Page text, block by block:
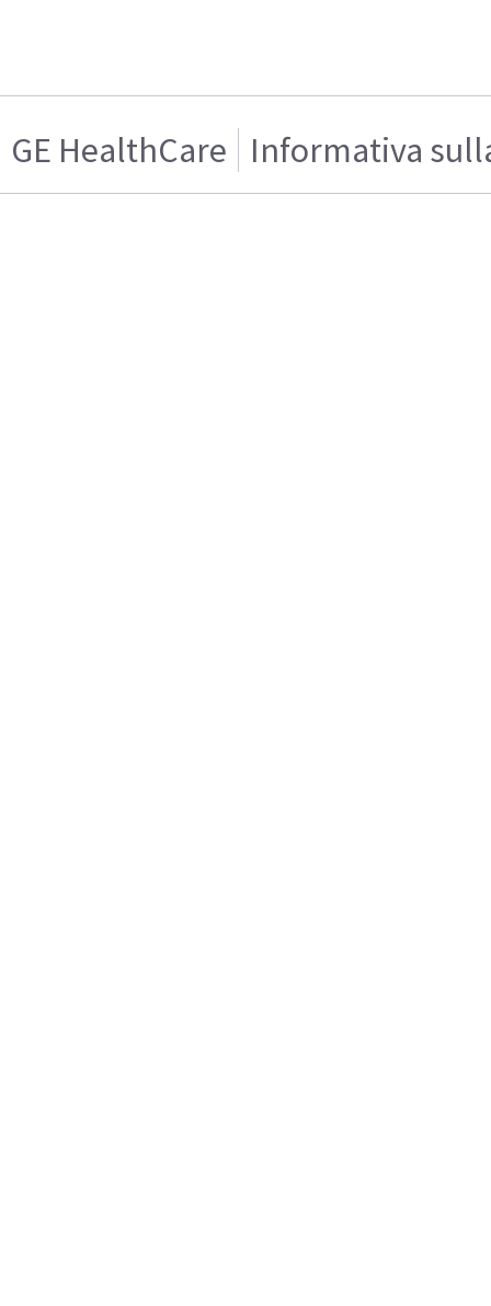
GE HealthCare Informativa